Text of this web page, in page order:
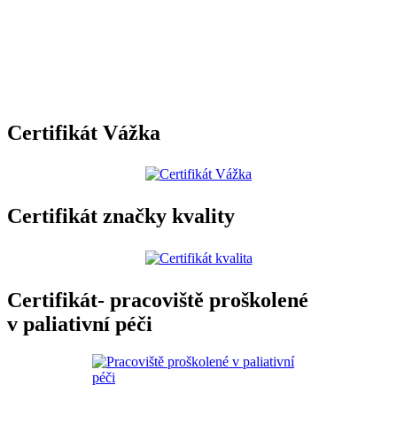
Certifikát Vážka
Certifikát značky kvality
Certifikát- pracoviště proškolené
v paliativní péči